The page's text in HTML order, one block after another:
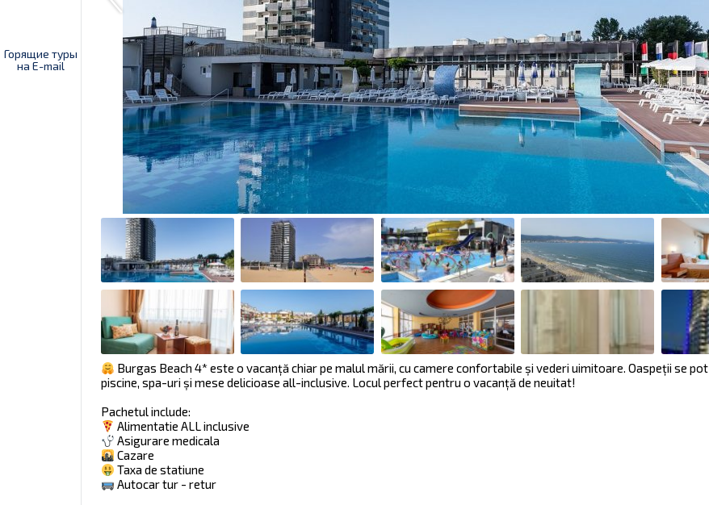
Горящие туры
на E-mail
Burgas Beach 4* este o vacanță chiar pe malul mării, cu camere confortabile și vederi uimitoare. Oaspeții se pot
piscine, spa-uri și mese delicioase all-inclusive. Locul perfect pentru o vacanță de neuitat!
Pachetul include:
Alimentatie ALL inclusive
Asigurare medicala
Cazare
Taxa de statiune
Autocar tur - retur